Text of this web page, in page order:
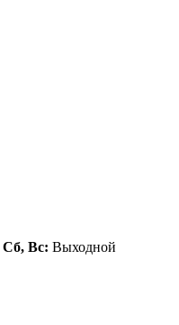
Сб, Вс: Выходной